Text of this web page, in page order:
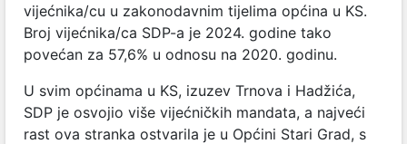
vijećnika/cu u zakonodavnim tijelima općina u KS.
Broj vijećnika/ca SDP-a je 2024. godine tako
povećan za 57,6% u odnosu na 2020. godinu.
U svim općinama u KS, izuzev Trnova i Hadžića,
SDP je osvojio više vijećničkih mandata, a najveći
rast ova stranka ostvarila je u Općini Stari Grad, s